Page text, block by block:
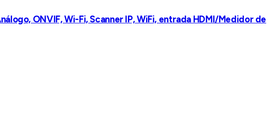
ONVIF, Wi-Fi, Scanner IP, WiFi, entrada HDMI/Medidor de